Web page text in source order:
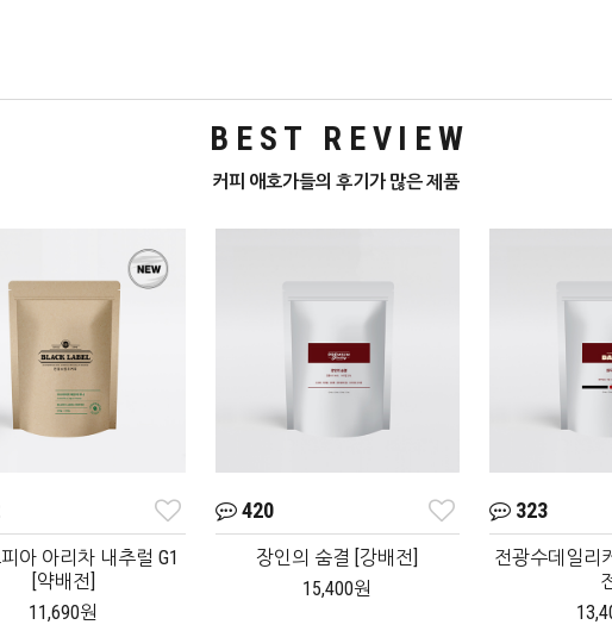
BEST REVIEW
커피 애호가들의 후기가 많은 제품
아 아리차 내추럴 G1
[약배전]
11,690원
420
장인의 숨결 [강배전]
15,400원
323
전광수데일리